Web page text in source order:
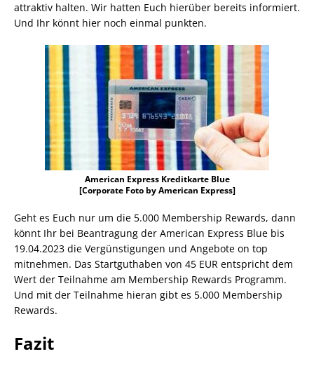
attraktiv halten. Wir hatten Euch hierüber bereits informiert.
Und Ihr könnt hier noch einmal punkten.
American Express Kreditkarte Blue
[Corporate Foto by American Express]
Geht es Euch nur um die 5.000 Membership Rewards, dann
könnt Ihr bei Beantragung der American Express Blue bis
19.04.2023 die Vergünstigungen und Angebote on top
mitnehmen. Das Startguthaben von 45 EUR entspricht dem
Wert der Teilnahme am Membership Rewards Programm.
Und mit der Teilnahme hieran gibt es 5.000 Membership
Rewards.
Fazit